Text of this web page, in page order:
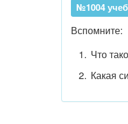
№1004
Вспомните:
Что
Какая